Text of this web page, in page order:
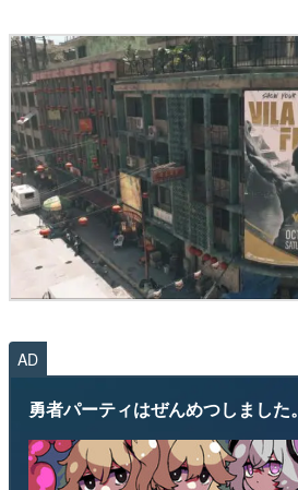
AD
勇者パーティはぜんめつしました。